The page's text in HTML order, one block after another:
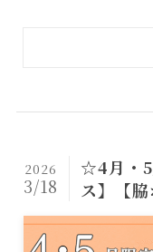
☆4月・5
ス】【
2026
3/18